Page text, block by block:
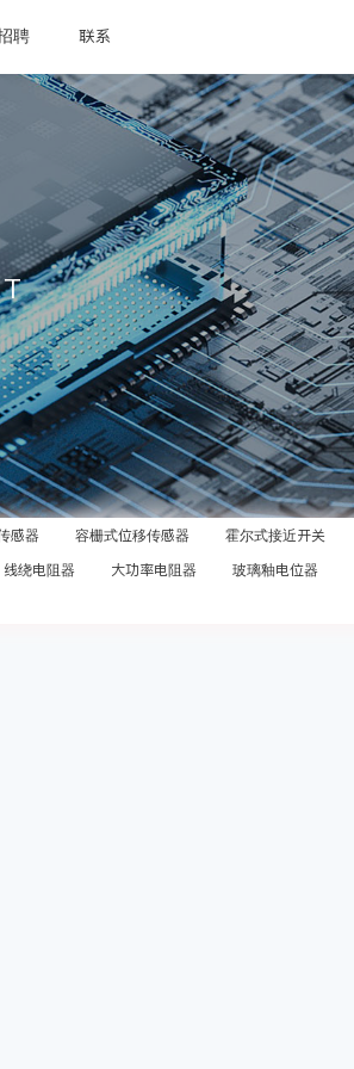
聘 联系
感器 容栅式位移传感器 霍尔式接近开关
线绕电阻器 大功率电阻器 玻璃釉电位器